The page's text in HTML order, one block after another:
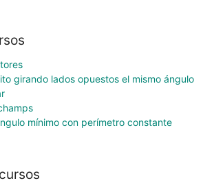
girando lados opuestos el mismo ángulo
mínimo con perímetro constante